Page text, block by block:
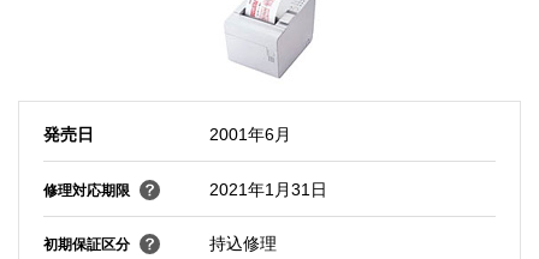
発売日 2001年6月
修理対応期限 2021年1月31日
初期保証区分 持込修理